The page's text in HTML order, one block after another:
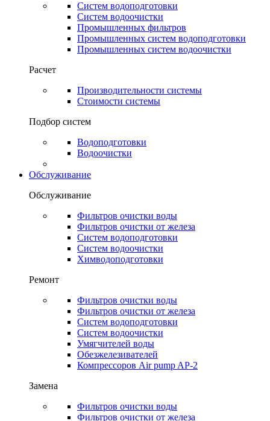
Систем водоподготовки
Систем водоочистки
Промышленных фильтров
Промышленных систем водоподготовки
Промышленных систем водоочистки
Расчет
Производительности системы
Стоимости системы
Подбор систем
Водоподготовки
Водоочистки
Обслуживание
Обслуживание
Фильтров очистки воды
Фильтров очистки от железа
Систем водоподготовки
Систем водоочистки
Химводоподготовки
Ремонт
Фильтров очистки воды
Фильтров очистки от железа
Систем водоподготовки
Систем водоочистки
Умягчителей воды
Обезжелезивателей
Компрессоров Air pump AP-2
Замена
Фильтров очистки воды
Фильтров очистки от железа